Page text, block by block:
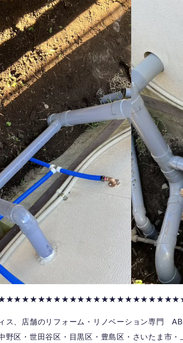
ス、店舗のリフォーム・リノベーション専門
野区・世田谷区・目黒区・豊島区・さいたま市・